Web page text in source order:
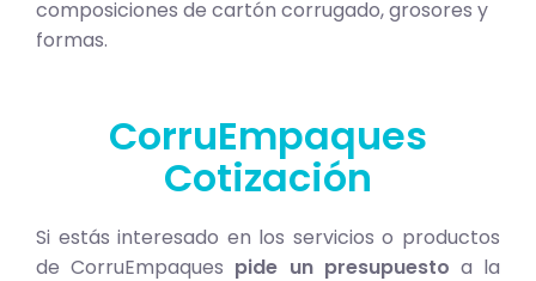
composiciones de cartón corrugado, grosores y
formas.
CorruEmpaques
Cotización
Si estás interesado en los servicios o productos
de CorruEmpaques pide un presupuesto a la